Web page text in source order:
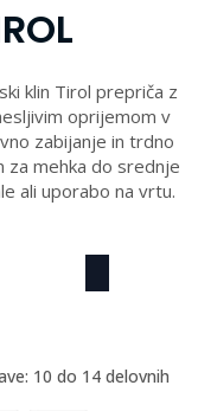
klin Tirol prepriča z
oprijemom v
zabijanje in trdno
za mehka do srednje
ali uporabo na vrtu.
10 do 14 delovnih